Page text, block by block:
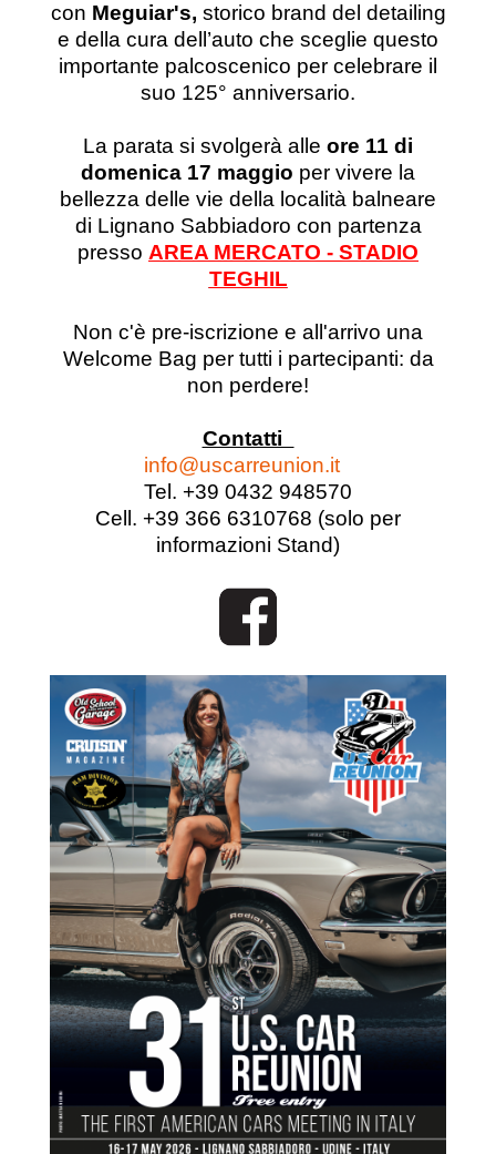
con Meguiar's, storico brand del detailing
e della cura dell’auto che sceglie questo
importante palcoscenico per celebrare il
suo 125° anniversario.
La parata si svolgerà alle ore 11 di
domenica 17 maggio per vivere la
bellezza delle vie della località balneare
di Lignano Sabbiadoro con partenza
presso AREA MERCATO - STADIO
TEGHIL
Non c'è pre-iscrizione e all'arrivo una
Welcome Bag per tutti i partecipanti: da
non perdere!
Contatti
info@uscarreunion.it
Tel. +39 0432 948570
Cell. +39 366 6310768 (solo per
informazioni Stand)